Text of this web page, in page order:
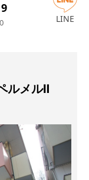
LINE
ルメルⅡ